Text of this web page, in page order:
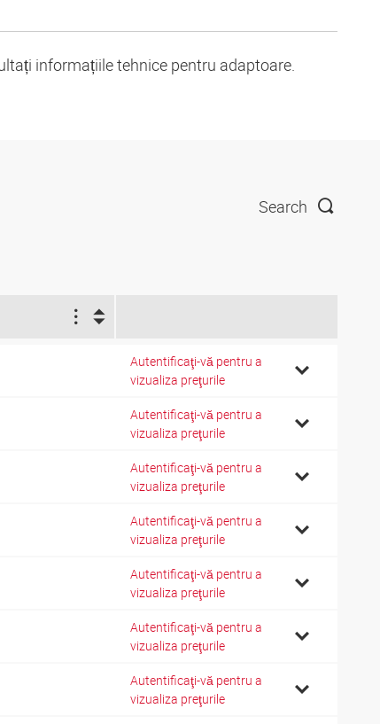
informațiile tehnice pentru adaptoare.
Search
Autentificaţi-vă pentru a
vizualiza preţurile
Autentificaţi-vă pentru a
vizualiza preţurile
Autentificaţi-vă pentru a
vizualiza preţurile
Autentificaţi-vă pentru a
vizualiza preţurile
Autentificaţi-vă pentru a
vizualiza preţurile
Autentificaţi-vă pentru a
vizualiza preţurile
Autentificaţi-vă pentru a
vizualiza preţurile